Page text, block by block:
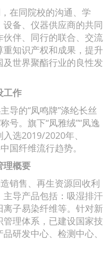
在同院校的沟通、学
备、仪器供应商的共同
伴、同行的联合、交流
知识产权和成果，提升
世界聚酯行业的良性发
工作
的“凤鸣牌”涤纶长丝
号。旗下“凤雅绒”“凤逸
选2019/2020年、
国纤维流行趋势。
理概要
销售、再生资源回收利
导产品包括：吸湿排汗
子易染纤维等。针对新
理体系，已建设国家技
研发中心、检测中心、